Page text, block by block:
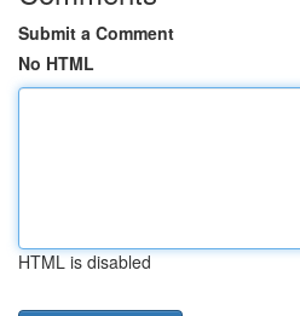
Submit a Comment
No HTML
HTML is disabled